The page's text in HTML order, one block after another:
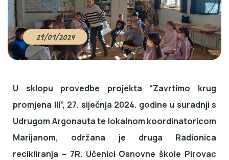
29/01/2024
U sklopu provedbe projekta “Zavrtimo krug
promjena III”, 27. siječnja 2024. godine u suradnji s
Udrugom Argonauta te lokalnom koordinatoricom
Marijanom, održana je druga Radionica
recikliranja – 7R. Učenici Osnovne škole Pirovac